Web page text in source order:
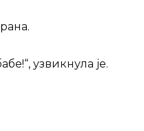
узвикнула је.